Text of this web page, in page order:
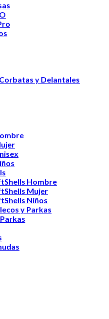
y Delantales
Hombre
Mujer
Niños
y Parkas